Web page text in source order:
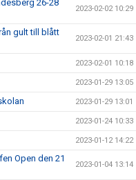
26-28
2023-02-02 10:29
gult till blått
2023-02-01 21:43
2023-02-01 10:18
2023-01-29 13:05
2023-01-29 13:01
2023-01-24 10:33
2023-01-12 14:22
Open den 21
2023-01-04 13:14